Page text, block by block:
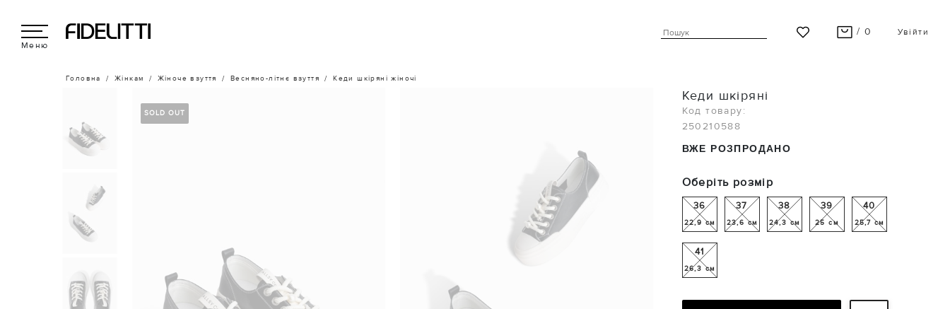
Меню
/ 0
Останні модні новинки чекають на Вас!
Увійти
Головна Жінкам Жіноче взуття Весняно-літнє взуття Кеди шкіряні жіночі
SOLD OUT
Кеди шкіряні
Код товару:
250210588
ВЖЕ РОЗПРОДАНО
Оберіть розмір
36
22,9 см
37
23,6 см
38
24,3 см
39
25 см
40
25,7 см
41
26,3 см